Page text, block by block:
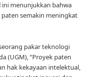
menunjukkan bahwa
semakin meningkat
pakar teknologi
(UGM), “Proyek paten
hak kekayaan intelektual,